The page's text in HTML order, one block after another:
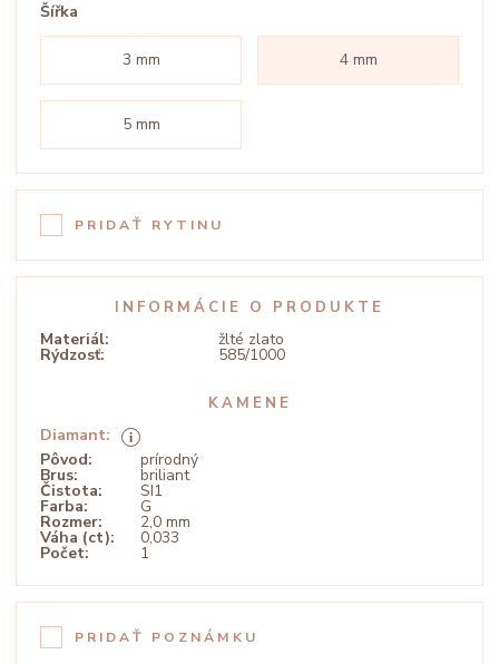
Šířka
3 mm 4 mm
5 mm
PRIDAŤ RYTINU
INFORMÁCIE O PRODUKTE
Materiál: žlté zlato
Rýdzosť: 585/1000
KAMENE
Diamant:
Pôvod:
prírodný
Brus: briliant
Čistota: SI1
Farba: G
Rozmer: 2,0 mm
Váha (ct): 0,033
Počet: 1
PRIDAŤ POZNÁMKU